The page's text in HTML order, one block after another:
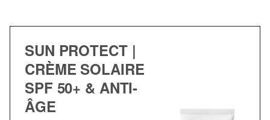
SUN PROTECT |
CRÈME SOLAIRE
SPF 50+ & ANTI-
ÂGE